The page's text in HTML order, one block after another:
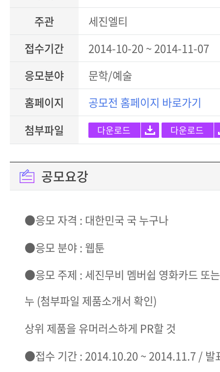
주관
세진엘티
접수기간
2014-10-20 ~ 2014-11-07
응모분야
문학/예술
홈페이지
공모전 홈페이지 바로가기
첨부파일
다운로드 다운로드
공모요강
●응모 자격 : 대한민국 국 누구나
●응모 분야 : 웹툰
●응모 주제 : 세진무비 멤버쉽 영화카드 또
누 (첨부파일 제품소개서 확인)
상위 제품을 유머러스하게 PR​​할 것
●접수 기간 : 2014.10.20 ~ 2014.11.7 / 발